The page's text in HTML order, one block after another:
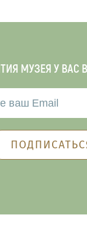
МУЗЕЯ У ВАС